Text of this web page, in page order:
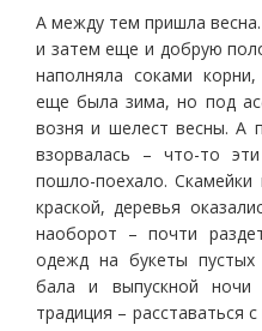
А между тем пришла
и затем еще и добрую
наполняла соками
еще была зима, но под
возня и шелест весны. А
взорвалась – что-то
пошло-поехало. Скамейки
краской, деревья
наоборот – почти
одежд на букеты
бала и выпускной ночи
традиция – расставаться